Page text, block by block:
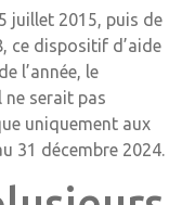
juillet 2015, puis de
ce dispositif d’aide
l’année, le
ne serait pas
uniquement aux
31 décembre 2024.